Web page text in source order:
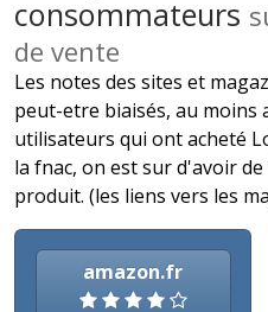
consommateurs
de vente
Les notes des sites et
peut-etre biaisés, au moins
utilisateurs qui ont acheté
la fnac, on est sur d'avoir
produit. (les liens vers les
amazon.fr